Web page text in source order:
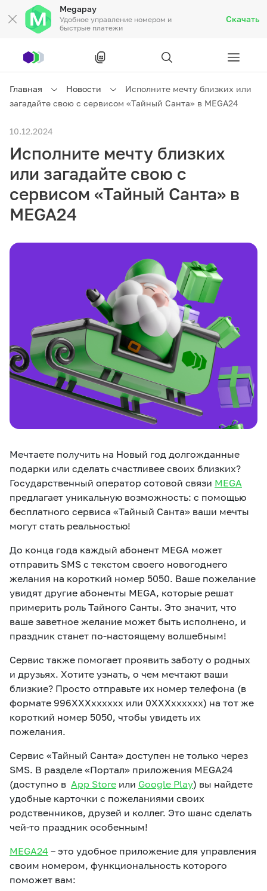
Megapay
Удобное управление номером и
быстрые платежи
Скачать
Частным клиентам
Бизнесу
Связь
Тарифы
Все услуги Развлечения Соц.сети
Компания
Новости Работа в MEGA
Партнерам
Карта офисов и
Сервисы
MegaTV MegaPay MegaKassa
Главная Новости
Исполните мечту близких или
загадайте свою с сервисом «Тайный Санта» в MEGA24
10.12.2024
Исполните мечту близких
или загадайте свою с
сервисом «Тайный Санта» в
MEGA24
Мечтаете получить на Новый год долгожданные
подарки или сделать счастливее своих близких?
Государственный оператор сотовой связи MEGA
предлагает уникальную возможность: с помощью
бесплатного сервиса «Тайный Санта» ваши мечты
могут стать реальностью!
До конца года каждый абонент MEGA может
отправить SMS с текстом своего новогоднего
желания на короткий номер 5050. Ваше пожелание
увидят другие абоненты MEGA, которые решат
примерить роль Тайного Санты. Это значит, что
ваше заветное желание может быть исполнено, и
праздник станет по-настоящему волшебным!
Сервис также помогает проявить заботу о родных
и друзьях. Хотите узнать, о чем мечтают ваши
близкие? Просто отправьте их номер телефона (в
формате 996ХХХxxxxxx или 0ХХХxxxxxx) на тот же
короткий номер 5050, чтобы увидеть их
пожелания.
Сервис «Тайный Санта» доступен не только через
SMS. В разделе «Портал» приложения MEGA24
(доступно в App Store или Google Play) вы найдете
удобные карточки с пожеланиями своих
родственников, друзей и коллег. Это шанс сделать
чей-то праздник особенным!
MEGA24 – это удобное приложение для управления
своим номером, функциональность которого
поможет вам: